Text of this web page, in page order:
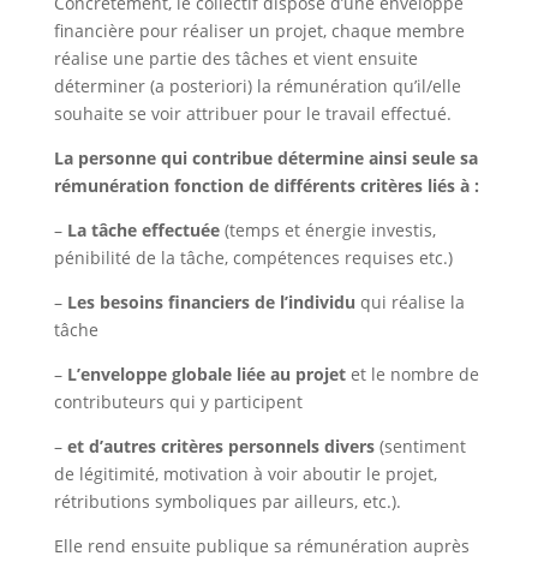
financière pour réaliser un projet, chaque membre
réalise une partie des tâches et vient ensuite
déterminer (a posteriori) la rémunération qu’il/elle
souhaite se voir attribuer pour le travail effectué.
La personne qui contribue détermine ainsi seule sa
rémunération fonction de différents critères liés à :
– La tâche effectuée (temps et énergie investis,
pénibilité de la tâche, compétences requises etc.)
– Les besoins financiers de l’individu qui réalise la
tâche
– L’enveloppe globale liée au projetet le nombre de
contributeurs qui y participent
– et d’autres critères personnels divers(sentiment
de légitimité, motivation à voir aboutir le projet,
rétributions symboliques par ailleurs, etc.).
Elle rend ensuite publique sa rémunération auprès